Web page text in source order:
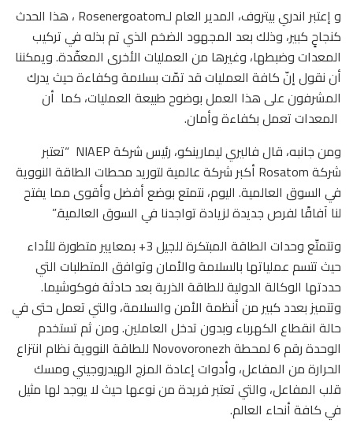
و إعتبر اندري بيتروف، المدير العام لـRosenergoatom ، هذا الحدث
كنجاحٍ كبير، وذلك بعد المجهود الضخم الذي تم بذله في تركيب
المعدات وضبطها، وغيرها من العمليات الأخرى المعقّدة. ويمكننا
أن نقول إنّ كافة العمليات قد تمّت بسلامة وكفاءة حيث يدرك
المشرفون على هذا العمل بوضوح طبيعة العمليات، كما أن
المعدات تعمل بكفاءة وأمان.
ومن جانبه، قال فاليري ليمارينكو، رئيس شركة NIAEP “تعتبر
شركة Rosatom أكبر شركة عالمية لتوريد محطات الطاقة النووية
في السوق العالمية. اليوم، نتمتع بوضع أفضل وأقوى مما يفتح
لنا آفاقًا لفرص جديدة لزيادة تواجدنا في السوق العالمية.”
وتتمتّع وحدات الطاقة المبتكرة للجيل 3+ بمعايير متطورة للأداء
حيث تتسم عملياتها بالسلامة والأمان وتوافق المتطلبات التي
حددتها الوكالة الدولية للطاقة الذرية بعد حادثة فوكوشيما.
وتتميز بعدد كبير من أنظمة الأمن والسلامة، والتي تعمل حتى في
حالة انقطاع الكهرباء وبدون تدخل العاملين. ومن ثم تستخدم
الوحدة رقم 6 لمحطة Novovoronezh للطاقة النووية نظام انتزاع
الحرارة من المفاعل، وأدوات إعادة المزج الهيدروجيني ومسك
قلب المفاعل، والتي تعتبر فريدة من نوعها حيث لا يوجد لها مثيل
في كافة أنحاء العالم.